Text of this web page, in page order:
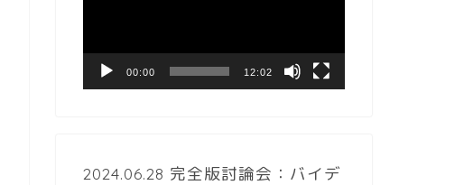
ヤ
00:00 12:02
2024.06.28 完全版討論会：バイデ